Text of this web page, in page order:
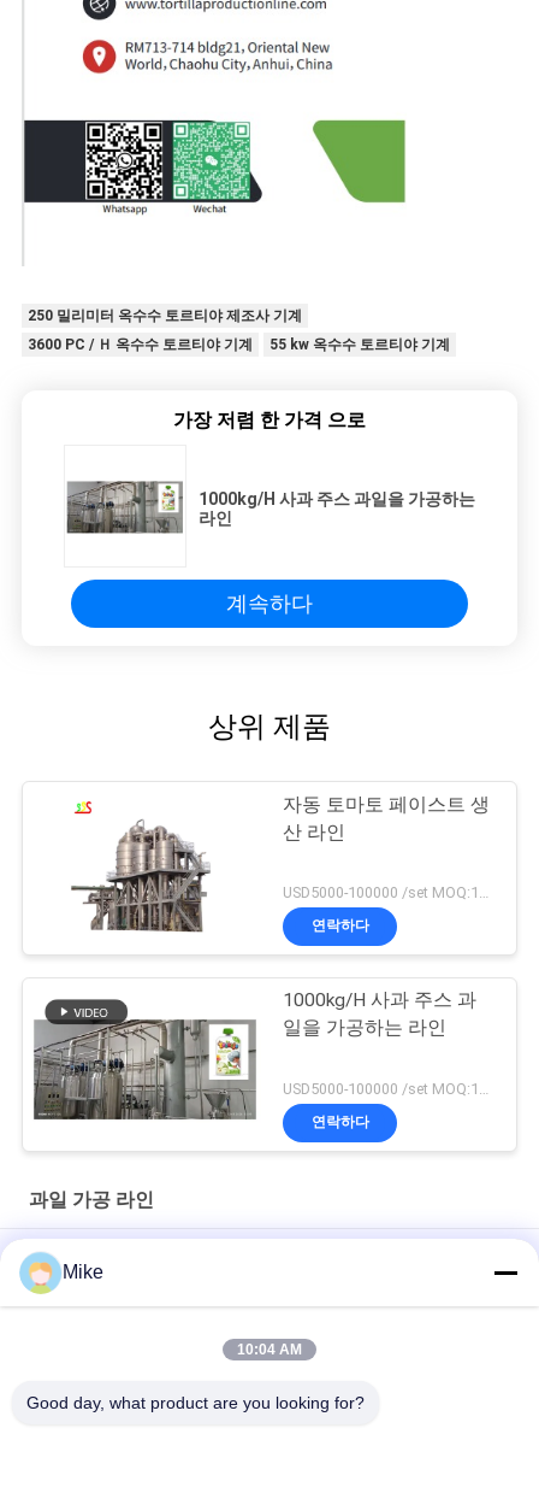
250 밀리미터 옥수수 토르티야 제조사 기계
3600 PC / Ｈ 옥수수 토르티야 기계
55 kw 옥수수 토르티야 기계
가장 저렴 한 가격 으로
1000kg/H 사과 주스 과일을 가공하는
라인
계속하다
상위 제품
자동 토마토 페이스트 생
산 라인
USD5000-100000 /set MOQ:1개 세트
연락하다
1000kg/H 사과 주스 과
일을 가공하는 라인
USD5000-100000 /set MOQ:1개 세트
연락하다
과일 가공 라인
토마토 페이스트 취급 라인 스테인레스 강 304 또는 316
즉각적 프로젝트 토마토 케찹 생산 라인 주문 제작된 전력
스테인레스 스틸 식품급 과일 처리 라인 1-100t/h 출력 용량 및 토
Mike
10:04 AM
Good day, what product are you looking for?